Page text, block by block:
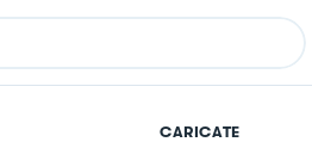
CARICATE